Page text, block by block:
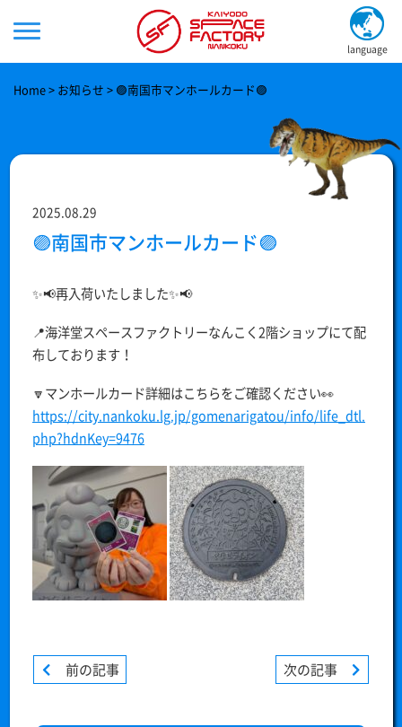
language
Home お知らせ 🟣南国市マンホールカード🟣
2025.08.29
🟣南国市マンホールカード🟣
✨📢再入荷いたしました✨📢
📍海洋堂スペースファクトリーなんこく2階ショップにて配
布しております！
🔽マンホールカード詳細はこちらをご確認ください👀
https://city.nankoku.lg.jp/gomenarigatou/info/life_dtl.
php?hdnKey=9476
前の記事 次の記事